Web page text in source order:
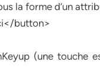
la forme d’un
button>
(une touche